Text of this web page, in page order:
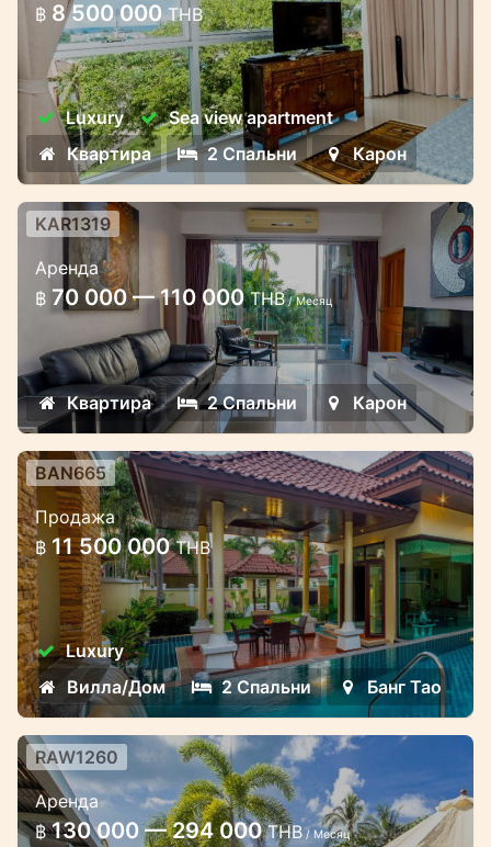
฿ 8 500 000THB
Luxury
Sea view apartment
Квартира
2 Спальни Карон
Просторные 2-х спальные
апартаменты в комплексе Chic
condo на Карон
Апартаменты на Карон, 2 спальни на
Карон, Пхукет
KAR1319
Аренда
฿ 70 000 — 110 000THB/ Месяц
Квартира 2 Спальни Карон
2 спальные виллы в Балийском
стиле в охраняемом комплексе на
Банг Тао
Элегантный пятизвездочный жилой
проект, выполненный в современном
балинезийском стиле, окруженный
густой растительностью в центре
оазиса, идеально подходит д...
BAN665
Продажа
฿ 11 500 000THB
Luxury
Вилла/Дом
2 Спальни Банг Тао
Двухспальные апартаменты на
Раваи
RAW1260
Аренда
฿ 130 000 — 294 000THB / Месяц